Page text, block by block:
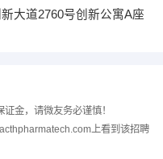
大道2760号创新公寓A座
金，请微友务必谨慎！
上看到该招聘